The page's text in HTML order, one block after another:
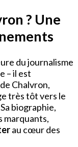
? Une
du journalisme
– il est
Chalvron,
très tôt vers le
biographie,
marquants,
au cœur des